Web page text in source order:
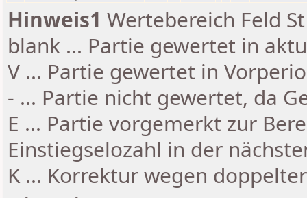
Hinweis1 Wertebereich Feld
blank ... Partie gewertet in
V ... Partie gewertet in
- ... Partie nicht gewertet, da
E ... Partie vorgemerkt zur
Einstiegselozahl in der
K ... Korrektur wegen